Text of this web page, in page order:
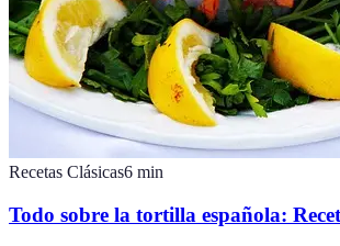
Recetas Clásicas6 min
Todo sobre la tortilla española: